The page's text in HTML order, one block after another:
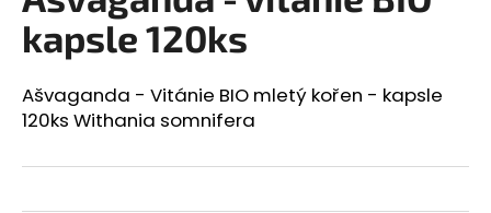
0,0
hvězdiček.
kapsle 120ks
Ašvaganda - Vitánie BIO mletý kořen - kapsle
120ks Withania somnifera
a
j
í
t